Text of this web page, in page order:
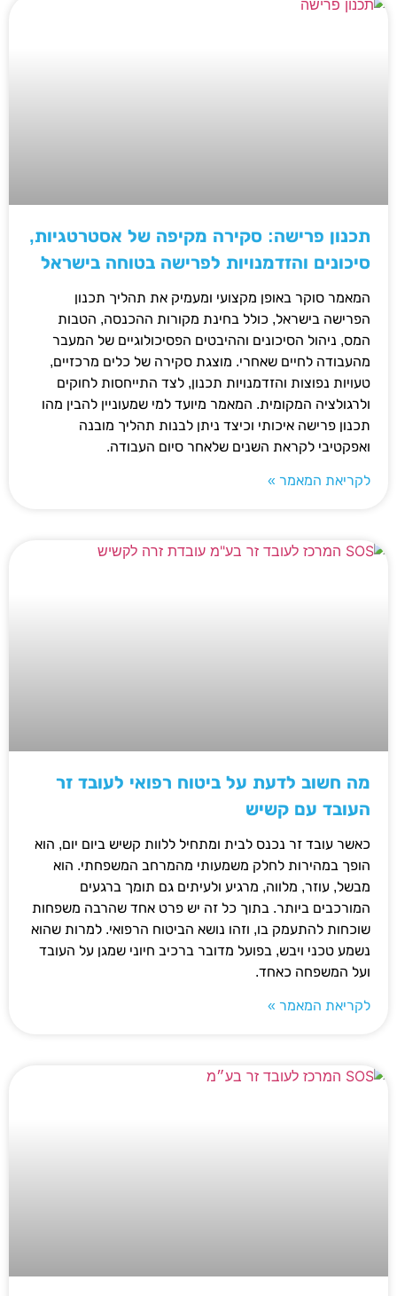
תכנון פרישה: סקירה מקיפה של אסטרטגיות,
סיכונים והזדמנויות לפרישה בטוחה בישראל
המאמר סוקר באופן מקצועי ומעמיק את תהליך תכנון
הפרישה בישראל, כולל בחינת מקורות ההכנסה, הטבות
המס, ניהול הסיכונים וההיבטים הפסיכולוגיים של המעבר
מהעבודה לחיים שאחרי. מוצגת סקירה של כלים מרכזיים,
טעויות נפוצות והזדמנויות תכנון, לצד התייחסות לחוקים
ולרגולציה המקומית. המאמר מיועד למי שמעוניין להבין מהו
תכנון פרישה איכותי וכיצד ניתן לבנות תהליך מובנה
ואפקטיבי לקראת השנים שלאחר סיום העבודה.
לקריאת המאמר »
מה חשוב לדעת על ביטוח רפואי לעובד זר
העובד עם קשיש
כאשר עובד זר נכנס לבית ומתחיל ללוות קשיש ביום יום, הוא
הופך במהירות לחלק משמעותי מהמרחב המשפחתי. הוא
מבשל, עוזר, מלווה, מרגיע ולעיתים גם תומך ברגעים
המורכבים ביותר. בתוך כל זה יש פרט אחד שהרבה משפחות
שוכחות להתעמק בו, וזהו נושא הביטוח הרפואי. למרות שהוא
נשמע טכני ויבש, בפועל מדובר ברכיב חיוני שמגן על העובד
ועל המשפחה כאחד.
לקריאת המאמר »